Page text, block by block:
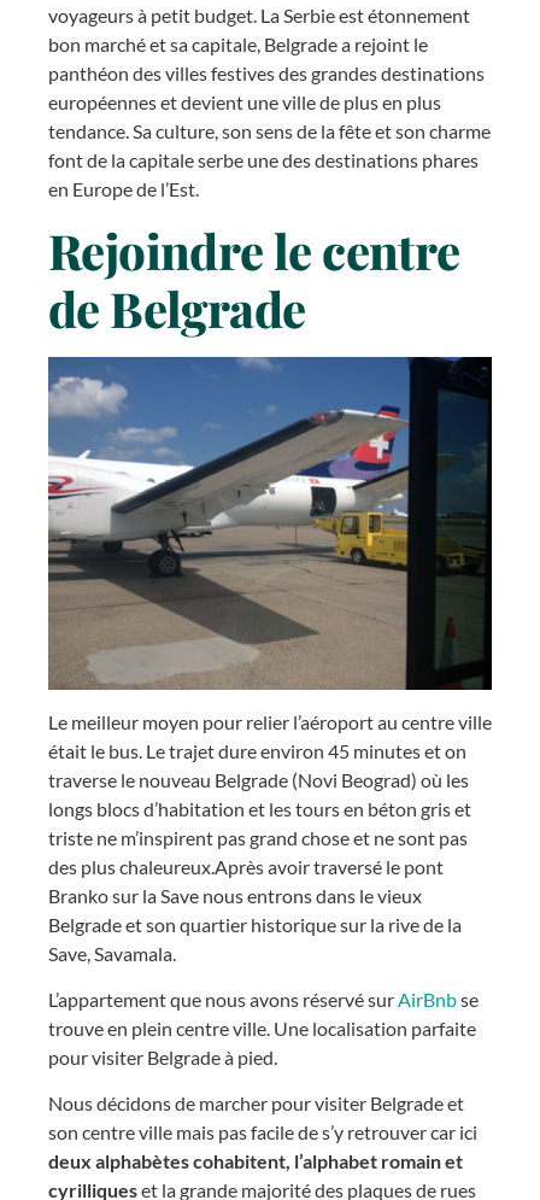
voyageurs à petit budget. La Serbie est étonnement
bon marché et sa capitale, Belgrade a rejoint le
panthéon des villes festives des grandes destinations
européennes et devient une ville de plus en plus
tendance. Sa culture, son sens de la fête et son charme
font de la capitale serbe une des destinations phares
en Europe de l’Est.
Rejoindre le centre
de Belgrade
Le meilleur moyen pour relier l’aéroport au centre ville
était le bus. Le trajet dure environ 45 minutes et on
traverse le nouveau Belgrade (Novi Beograd) où les
longs blocs d’habitation et les tours en béton gris et
triste ne m’inspirent pas grand chose et ne sont pas
des plus chaleureux.Après avoir traversé le pont
Branko sur la Save nous entrons dans le vieux
Belgrade et son quartier historique sur la rive de la
Save, Savamala.
L’appartement que nous avons réservé surAirBnbse
trouve en plein centre ville. Une localisation parfaite
pour visiter Belgrade à pied.
Nous décidons de marcher pour visiter Belgrade et
son centre ville mais pas facile de s’y retrouver car ici
deux alphabètes cohabitent, l’alphabet romain et
cyrilliqueset la grande majorité des plaques de rues